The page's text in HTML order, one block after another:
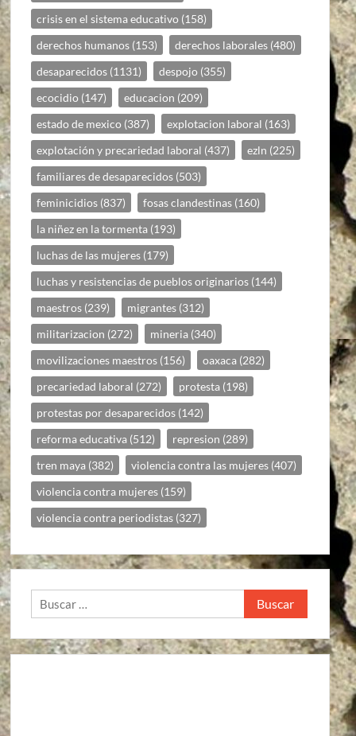
crisis en el sistema educativo (158)
derechos humanos (153) derechos laborales (480)
desaparecidos (1131) despojo (355)
ecocidio (147) educacion (209)
estado de mexico (387) explotacion laboral (163)
explotación y precariedad laboral (437) ezln (225)
familiares de desaparecidos (503)
feminicidios (837) fosas clandestinas (160)
la niñez en la tormenta (193)
luchas de las mujeres (179)
luchas y resistencias de pueblos originarios (144)
maestros (239) migrantes (312)
militarizacion (272) mineria (340)
movilizaciones maestros (156) oaxaca (282)
precariedad laboral (272) protesta (198)
protestas por desaparecidos (142)
reforma educativa (512) represion (289)
tren maya (382) violencia contra las mujeres (407)
violencia contra mujeres (159)
violencia contra periodistas (327)
Buscar: